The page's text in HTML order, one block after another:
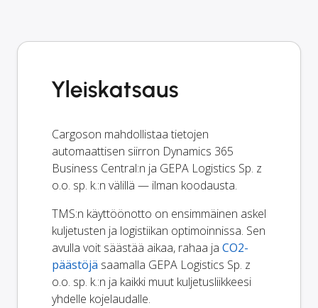
Yleiskatsaus
Cargoson mahdollistaa tietojen
automaattisen siirron Dynamics 365
Business Central:n ja GEPA Logistics Sp. z
o.o. sp. k.:n välillä — ilman koodausta.
TMS:n käyttöönotto on ensimmäinen askel
kuljetusten ja logistiikan optimoinnissa. Sen
avulla voit säästää aikaa, rahaa ja CO2-
päästöjä saamalla GEPA Logistics Sp. z
o.o. sp. k.:n ja kaikki muut kuljetusliikkeesi
yhdelle kojelaudalle.